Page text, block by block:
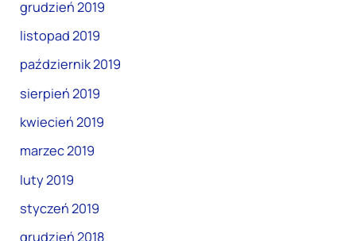
grudzień 2019
listopad 2019
październik 2019
sierpień 2019
kwiecień 2019
marzec 2019
luty 2019
styczeń 2019
grudzień 2018